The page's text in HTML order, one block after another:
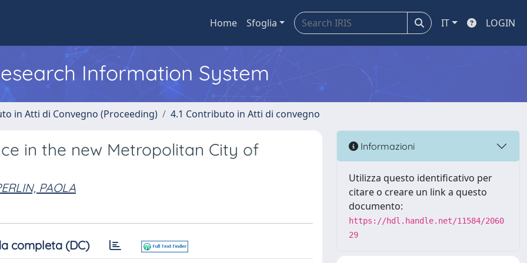
Home Sfoglia IT LOGIN
Information System
in Atti di Convegno (Proceeding) 4.1 Contributo in Atti di convegno
in the new Metropolitan City of
PAOLA
completa (DC)
Informazioni
Utilizza questo identificativo per
citare o creare un link a questo
documento:
https://hdl.handle.net/11584/2060
29